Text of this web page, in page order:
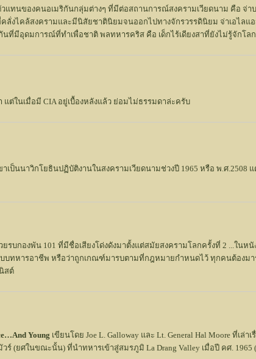
แทนของคนอเมริกันกลุ่มต่างๆ ที่มีต่อสถานการณ์สงครามเวียดนาม คือ จ่า
งไคล้สงครามและมีนิสัยชาตินิยมจนออกไปทางจักรวรรดินิยม จ่าเอไลแอ
มีอุดมการณ์ที่ทำเพื่อชาติ พลทหารคริส คือ เด็กไร้เดียงสาที่ยังไม่รู้จักโล
ต่ในเมื่อมี CIA อยู่เบื้องหลังแล้ว ย่อมไม่ธรรมดาล่ะครับ
ขาเป็นนาวิกโยธินปฏิบัติงานในสงครามเวียดนามช่วงปี 1965 หรือ พ.ศ
บกองพัน 101 ที่มีชื่อเสียงโด่งดังมาตั้งแต่สมัยสงครามโลกครั้งที่ 2 ...ในห
บทหารอาชีพ หรือว่าถูกเกณฑ์มารบตามที่กฎหมายกำหนดไว้ ทุกคนต้องม
สต์
Young เขียนโดย Joe L. Galloway และ Lt. General Hal Moore ที่เล่
(ยศในขณะนั้น) ที่นำทหารเข้าสู่สมรภูมิ La Drang Valley เมื่อปี คศ. 1965 (